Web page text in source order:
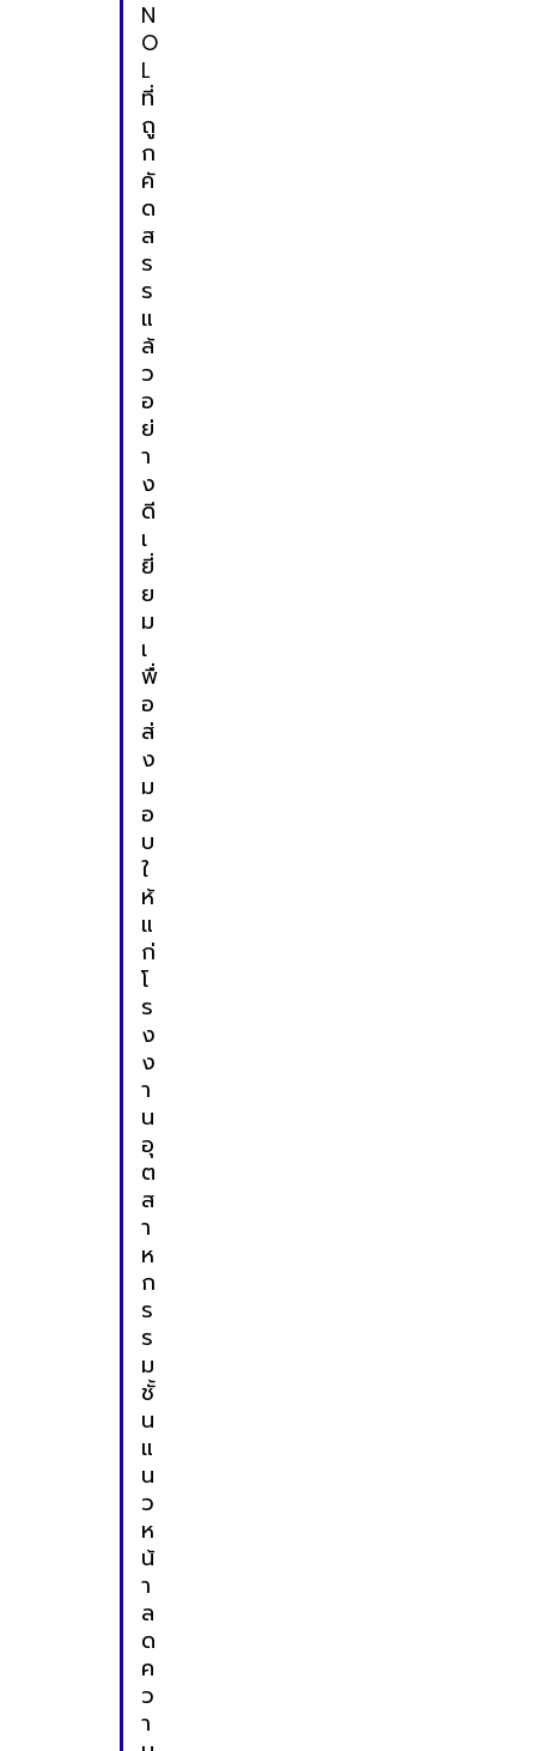
N
O
L
ที่
ถู
ก
คั
ด
ส
ร
ร
แ
ล้
ว
อ
ย่
า
ง
ดี
เ
ยี่
ย
ม
เ
พื่
อ
ส่
ง
ม
อ
บ
ใ
ห้
แ
ก่
โ
ร
ง
ง
า
น
อุ
ต
ส
า
ห
ก
ร
ร
ม
ชั้
น
แ
น
ว
ห
น้
า
ล
ด
ค
ว
า